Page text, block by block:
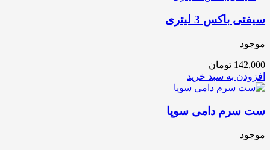
سیفتی باکس 3 لیتری
موجود
142,000 تومان
افزودن به سبد خرید
ست سرم دامی سوپا
موجود